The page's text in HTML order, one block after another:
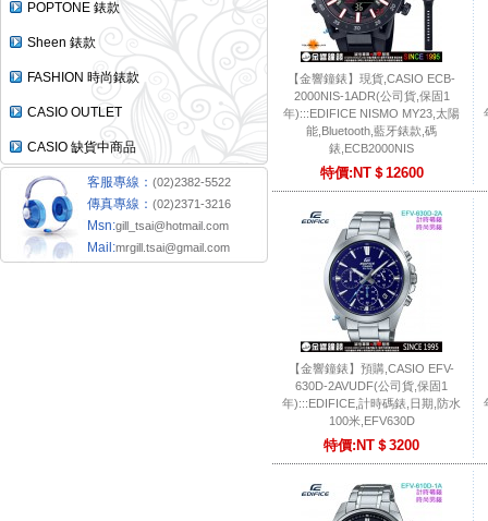
POPTONE 錶款
Sheen 錶款
FASHION 時尚錶款
CASIO OUTLET
CASIO 缺貨中商品
客服專線： (02)2382-5522
傳真專線： (02)2371-3216
Msn:gill_tsai@hotmail.com
Mail:mrgill.tsai@gmail.com
【金響鐘錶】現貨,CASIO ECB-
2000NIS-1ADR(公司貨,保固1
年):::EDIFICE NISMO MY23,太陽
能,Bluetooth,藍牙錶款,碼
錶,ECB2000NIS
特價:NT＄12600
【金響鐘錶】預購,CASIO EFV-
630D-2AVUDF(公司貨,保固1
年):::EDIFICE,計時碼錶,日期,防水
100米,EFV630D
特價:NT＄3200